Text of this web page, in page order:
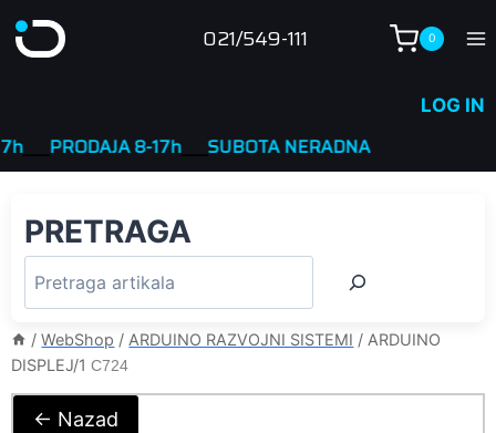
to
021/549-111 0
LOG IN
PRODAJA 8-17h____SUBOTA NERADNA
PRETRAGA
/ WebShop / ARDUINO RAZVOJNI SISTEMI / ARDUINO
DISPLEJ/1 C724
← Nazad